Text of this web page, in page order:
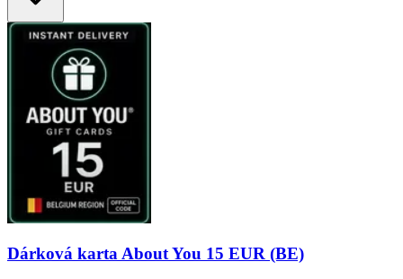
Dárková karta About You 15 EUR (BE)